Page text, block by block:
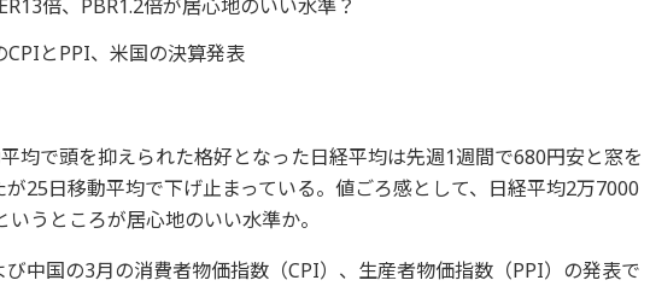
倍、PBR1.2倍が居心地のいい水準？
とPPI、米国の決算発表
均で頭を抑えられた格好となった日経平均は先週1週間で680円安と窓を
25日移動平均で下げ止まっている。値ごろ感として、日経平均2万7000
いうところが居心地のいい水準か。
中国の3月の消費者物価指数（CPI）、生産者物価指数（PPI）の発表で